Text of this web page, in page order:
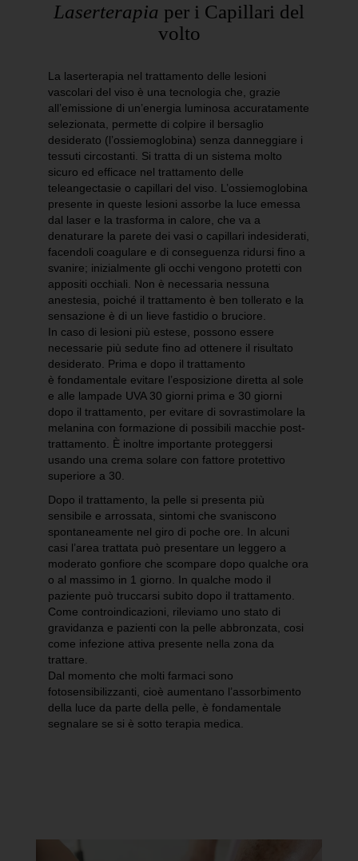
Laserterapia per i Capillari del
volto
La laserterapia nel trattamento delle lesioni
vascolari del viso è una tecnologia che, grazie
all’emissione di un’energia luminosa accuratamente
selezionata, permette di colpire il bersaglio
desiderato (l’ossiemoglobina) senza danneggiare i
tessuti circostanti. Si tratta di un sistema molto
sicuro ed efficace nel trattamento delle
teleangectasie o capillari del viso. L’ossiemoglobina
presente in queste lesioni assorbe la luce emessa
dal laser e la trasforma in calore, che va a
denaturare la parete dei vasi o capillari indesiderati,
facendoli coagulare e di conseguenza ridursi fino a
svanire; inizialmente gli occhi vengono protetti con
appositi occhiali. Non è necessaria nessuna
anestesia, poiché il trattamento è ben tollerato e la
sensazione è di un lieve fastidio o bruciore.
In caso di lesioni più estese, possono essere
necessarie più sedute fino ad ottenere il risultato
desiderato. Prima e dopo il trattamento
è fondamentale evitare l’esposizione diretta al sole
e alle lampade UVA 30 giorni prima e 30 giorni
dopo il trattamento, per evitare di sovrastimolare la
melanina con formazione di possibili macchie post-
trattamento. È inoltre importante proteggersi
usando una crema solare con fattore protettivo
superiore a 30.
Dopo il trattamento, la pelle si presenta più
sensibile e arrossata, sintomi che svaniscono
spontaneamente nel giro di poche ore. In alcuni
casi l’area trattata può presentare un leggero a
moderato gonfiore che scompare dopo qualche ora
o al massimo in 1 giorno. In qualche modo il
paziente può truccarsi subito dopo il trattamento.
Come controindicazioni, rileviamo uno stato di
gravidanza e pazienti con la pelle abbronzata, cosi
come infezione attiva presente nella zona da
trattare.
Dal momento che molti farmaci sono
fotosensibilizzanti, cioè aumentano l’assorbimento
della luce da parte della pelle, è fondamentale
segnalare se si è sotto terapia medica.